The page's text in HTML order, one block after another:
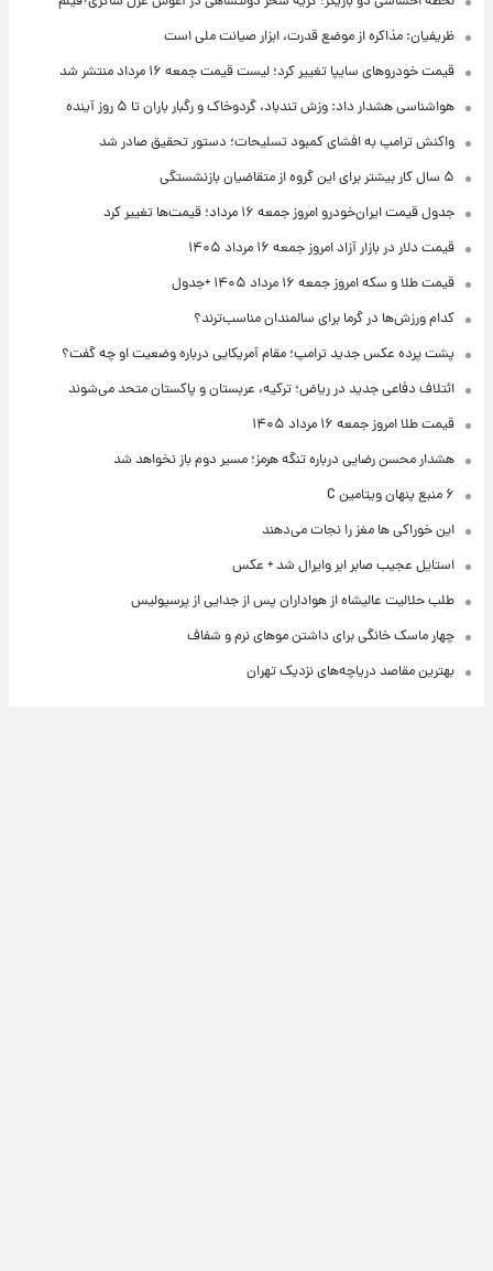
ظریفیان: مذاکره از موضع قدرت، ابزار صیانت ملی است
قیمت خودروهای سایپا تغییر کرد؛ لیست قیمت جمعه ۱۶ مرداد منتشر شد
هواشناسی هشدار داد: وزش تندباد، گردوخاک و رگبار باران تا ۵ روز آینده
واکنش ترامپ به افشای کمبود تسلیحات؛ دستور تحقیق صادر شد
۵ سال کار بیشتر برای این گروه از متقاضیان بازنشستگی
جدول قیمت ایران‌خودرو امروز جمعه ۱۶ مرداد؛ قیمت‌ها تغییر کرد
قیمت دلار در بازار آزاد امروز جمعه ۱۶ مرداد ۱۴۰۵
قیمت طلا و سکه امروز جمعه ۱۶ مرداد ۱۴۰۵ +جدول
کدام ورزش‌ها در گرما برای سالمندان مناسب‌ترند؟
پشت پرده عکس جدید ترامپ؛ مقام آمریکایی درباره وضعیت او چه گفت؟
ائتلاف دفاعی جدید در ریاض؛ ترکیه، عربستان و پاکستان متحد می‌شوند
قیمت طلا امروز جمعه ۱۶ مرداد ۱۴۰۵
هشدار محسن رضایی درباره تنگه هرمز؛ مسیر دوم باز نخواهد شد
۶ منبع پنهان ویتامین C
این خوراکی ها مغز را نجات می‌دهند
استایل عجیب صابر ابر وایرال شد + عکس
طلب حلالیت عالیشاه از هواداران پس از جدایی از پرسپولیس
چهار ماسک خانگی برای داشتن موهای نرم و شفاف
بهترین مقاصد دریاچه‌های نزدیک تهران